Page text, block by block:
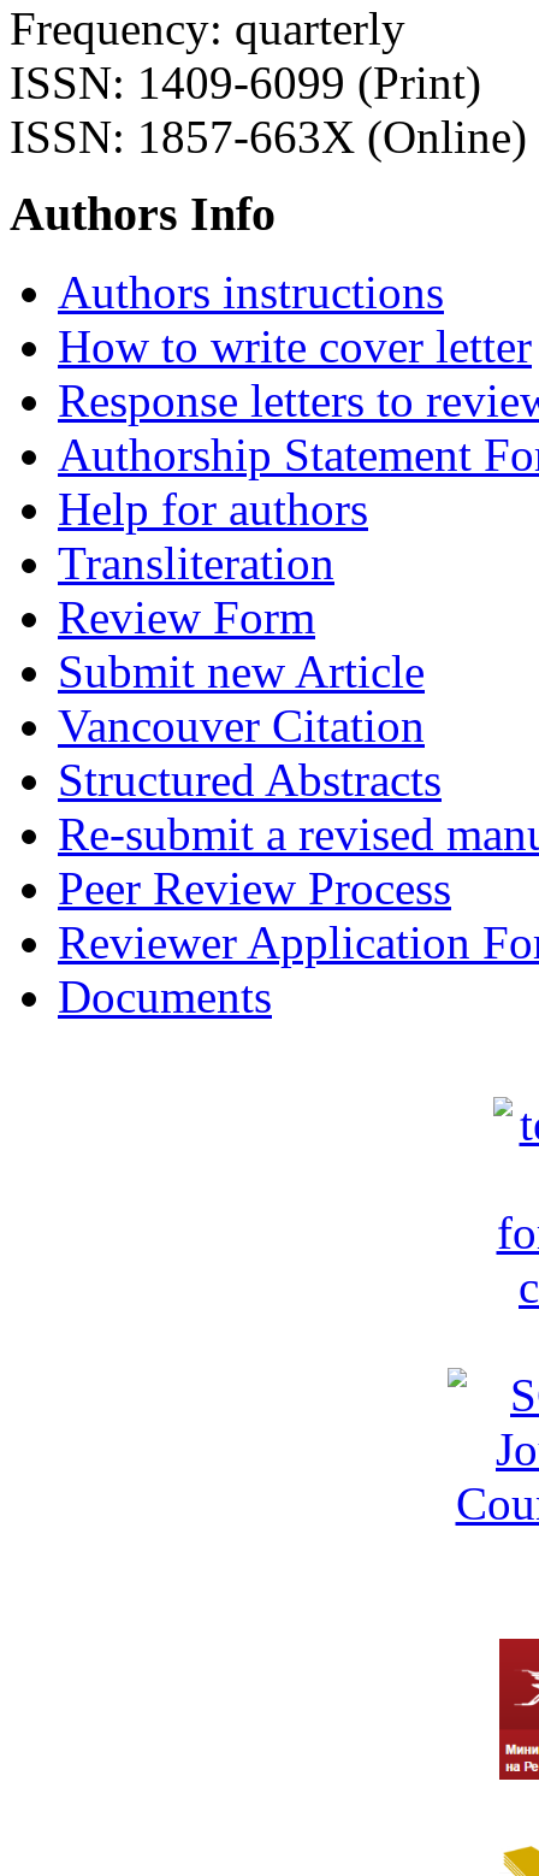
Frequency: quarterly
ISSN: 1409-6099 (Print)
ISSN: 1857-663X (Online)
Authors Info
Authors instructions
How to write cover letter
Response letters to
Authorship Statement
Help for authors
Transliteration
Review Form
Submit new Article
Vancouver Citation
Structured Abstracts
Re-submit a revised
Peer Review Process
Reviewer Application
Documents